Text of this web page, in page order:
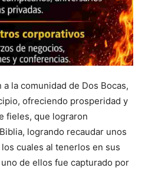
la comunidad de Dos Bocas,
ofreciendo prosperidad y
fieles, que lograron
logrando recaudar unos
cuales al tenerlos en sus
de ellos fue capturado por